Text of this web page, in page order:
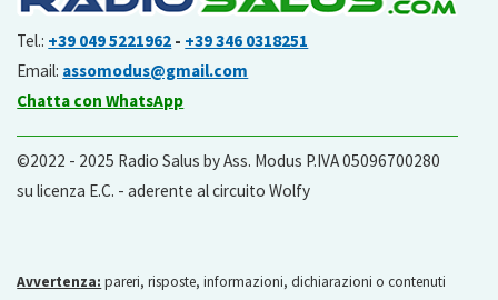
Tel.: +39 049 5221962 - +39 346 0318251
Email: assomodus@gmail.com
Chatta con WhatsApp
©2022 - 2025 Radio Salus by Ass. Modus P.IVA 05096700280
su licenza E.C. - aderente al circuito Wolfy
Avvertenza: pareri, risposte, informazioni, dichiarazioni o contenuti